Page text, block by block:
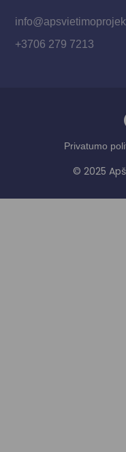
+3706 279 7213
Privatumo
© 2025